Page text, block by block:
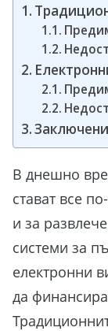
В днешно
стават все
и за
системи за
електронни
да